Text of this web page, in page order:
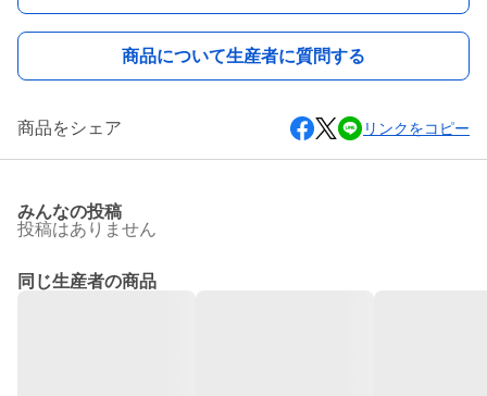
商品について生産者に質問する
商品をシェア リンクをコピー
みんなの投稿
投稿はありません
同じ生産者の商品